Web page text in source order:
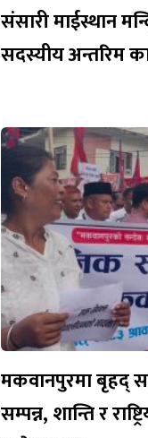
संसारी माईस्थान
सदस्यीय अन्तरिम
मकवानपुरमा बृहद्
सम्पन्न, शान्ति र